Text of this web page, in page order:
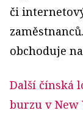
či
obchoduje
Další čínská
burzu v New